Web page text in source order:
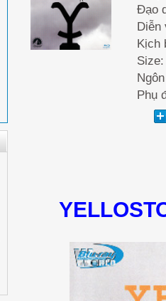
Đạo
Diễn
Kịch
Phụ